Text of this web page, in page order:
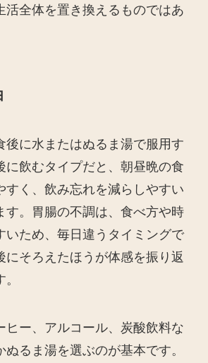
活全体を置き換えるものではあ
後に水またはぬるま湯で服用す
に飲むタイプだと、朝昼晩の食
すく、飲み忘れを減らしやすい
す。胃腸の不調は、食べ方や時
いため、毎日違うタイミングで
にそろえたほうが体感を振り返
ヒー、アルコール、炭酸飲料な
ぬるま湯を選ぶのが基本です。